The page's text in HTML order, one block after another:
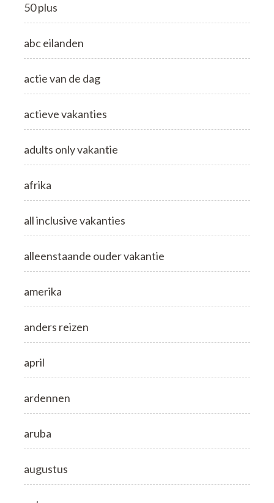
50 plus
abc eilanden
actie van de dag
actieve vakanties
adults only vakantie
afrika
all inclusive vakanties
alleenstaande ouder vakantie
amerika
anders reizen
april
ardennen
aruba
augustus